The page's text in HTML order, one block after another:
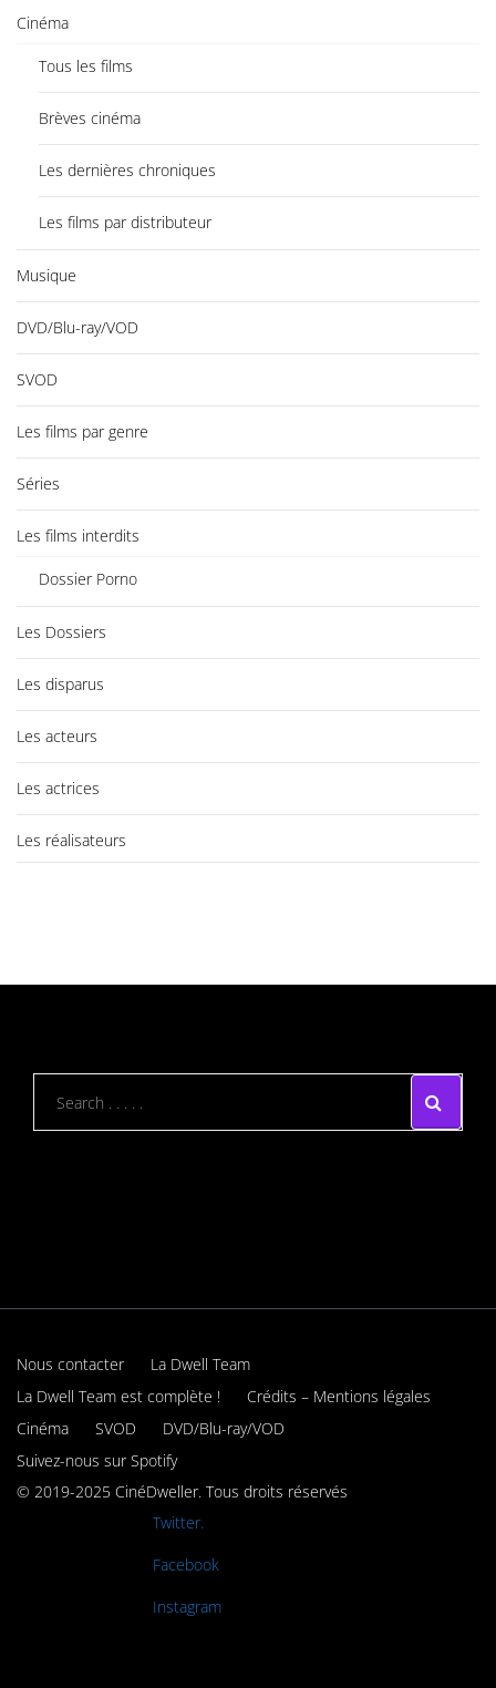
Cinéma
Tous les films
Brèves cinéma
Les dernières chroniques
Les films par distributeur
Musique
DVD/Blu-ray/VOD
SVOD
Les films par genre
Séries
Les films interdits
Dossier Porno
Les Dossiers
Les disparus
Les acteurs
Les actrices
Les réalisateurs
Nous contacter
La Dwell Team
La Dwell Team est complète !
Crédits – Mentions légales
Cinéma
SVOD
DVD/Blu-ray/VOD
Suivez-nous sur Spotify
© 2019-2025 CinéDweller. Tous droits réservés
Twitter.
Facebook
Instagram